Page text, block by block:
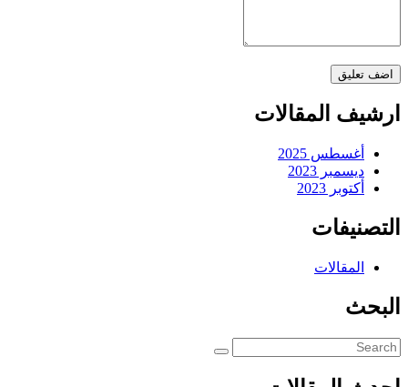
ارشيف المقالات
أغسطس 2025
ديسمبر 2023
أكتوبر 2023
التصنيفات
المقالات
البحث